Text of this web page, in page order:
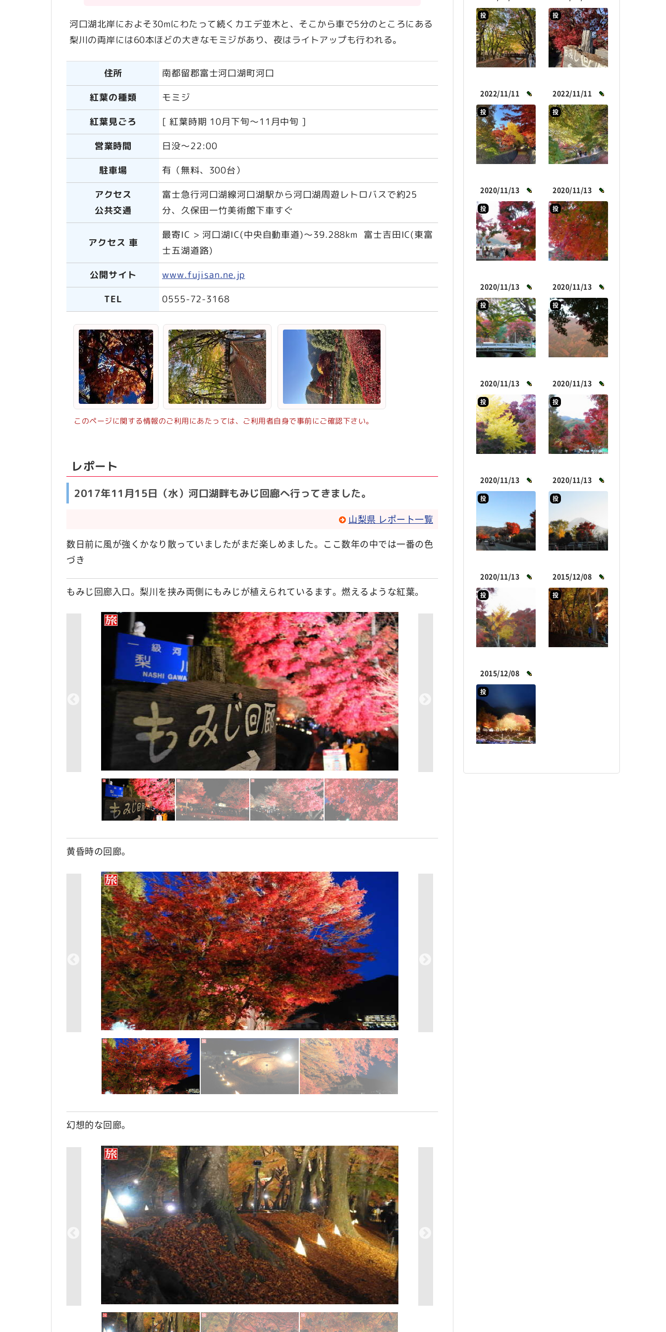
河口湖北岸におよそ30mにわたって続くカエデ並木と、そこから車で5分のところにある
梨川の両岸には60本ほどの大きなモミジがあり、夜はライトアップも行われる。
住所
南都留郡富士河口湖町河口
紅葉の種類
モミジ
紅葉見ごろ
[ 紅葉時期 10月下旬～11月中旬 ]
営業時間
日没～22:00
駐車場
有（無料、300台）
アクセス
公共交通
富士急行河口湖線河口湖駅から河口湖周遊レトロバスで約25
分、久保田一竹美術館下車すぐ
アクセス 車
最寄IC > 河口湖IC(中央自動車道)～39.288km 富士吉田IC(東富
士五湖道路)
公開サイト
www.fujisan.ne.jp
TEL
0555-72-3168
このページに関する情報のご利用にあたっては、ご利用者自身で事前にご確認下さい。
レポート
2017年11月15日（水）河口湖畔もみじ回廊へ行ってきました。
山梨県 レポート一覧
数日前に風が強くかなり散っていましたがまだ楽しめました。ここ数年の中では一番の色
づき
もみじ回廊入口。梨川を挟み両側にもみじが植えられているます。燃えるような紅葉。
黄昏時の回廊。
幻想的な回廊。
投 投
2022/11/11
投
2022/11/11
投
2020/11/13
投
2020/11/13
投
2020/11/13
投
2020/11/13
投
2020/11/13
投
2020/11/13
投
2020/11/13
投
2020/11/13
投
2020/11/13
投
2015/12/08
投
2015/12/08
投